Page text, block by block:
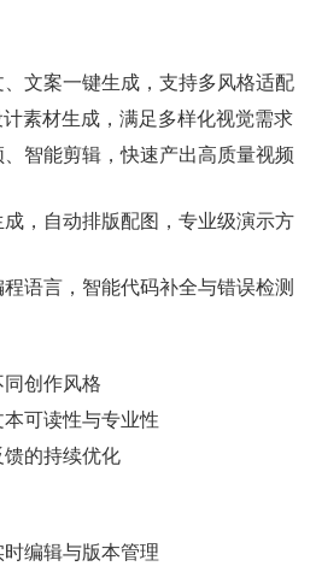
、文案一键生成，支持多风格适配
计素材生成，满足多样化视觉需求
、智能剪辑，快速产出高质量视频
成，自动排版配图，专业级演示方
程语言，智能代码补全与错误检测
同创作风格
可读性与专业性
馈的持续优化
时编辑与版本管理